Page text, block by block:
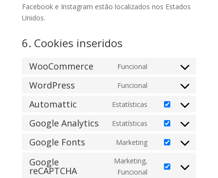
Facebook e Instagram estão localizados nos Estados
Unidos.
6. Cookies inseridos
WooCommerce Funcional
woocommerce
WordPress Funcional
wordpress
Automattic Estatísticas
Consent
automattic
Google Analytics Estatísticas
Consent
google-
analytics
Google Fonts Marketing
Consent
service
Google
reCAPTCHA
Marketing,
Funcional
Consent